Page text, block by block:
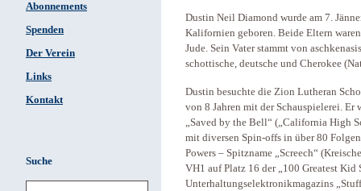
Abonnements
Spenden
Der Verein
Links
Kontakt
Suche
Dustin Neil Diamond wurde am 7.
Kalifornien geboren. Beide Eltern
Jude. Sein Vater stammt von
schottische, deutsche und Cherokee
Dustin besuchte die Zion Lutheran
von 8 Jahren mit der Schauspielerei. Er
„Saved by the Bell“ („California High
mit diversen Spin-offs in über 80
Powers – Spitzname „Screech“
VH1 auf Platz 16 der „100 Greatest
Unterhaltungselektronikmagazins